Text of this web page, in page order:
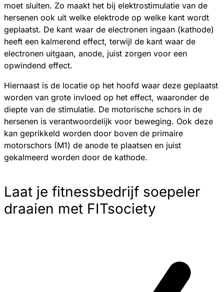
moet sluiten. Zo maakt het bij elektrostimulatie van de
hersenen ook uit welke elektrode op welke kant wordt
geplaatst. De kant waar de electronen ingaan (kathode)
heeft een kalmerend effect, terwijl de kant waar de
electronen uitgaan, anode, juist zorgen voor een
opwindend effect.
Hiernaast is de locatie op het hoofd waar deze geplaatst
worden van grote invloed op het effect, waaronder de
diepte van de stimulatie. De motorische schors in de
hersenen is verantwoordelijk voor beweging. Ook deze
kan geprikkeld worden door boven de primaire
motorschors (M1) de anode te plaatsen en juist
gekalmeerd worden door de kathode.
Laat je fitnessbedrijf soepeler
draaien met FITsociety